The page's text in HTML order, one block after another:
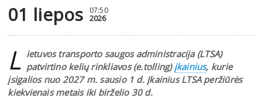
01 liepos 07:50
2026
L ietuvos transporto saugos administracija (LTSA)
patvirtino kelių rinkliavos (e.tolling) įkainius, kurie
įsigalios nuo 2027 m. sausio 1 d. Įkainius LTSA peržiūrės
kiekvienais metais iki birželio 30 d.